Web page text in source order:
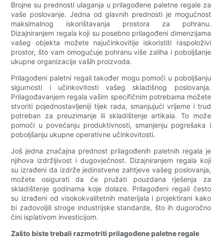
Brojne su prednosti ulaganja u prilagođene paletne regale za
vaše poslovanje. Jedna od glavnih prednosti je mogućnost
maksimalnog iskorištavanja prostora za pohranu.
Dizajniranjem regala koji su posebno prilagođeni dimenzijama
vašeg objekta možete najučinkovitije iskoristiti raspoloživi
prostor, što vam omogućuje pohranu više zaliha i poboljšanje
ukupne organizacije vaših proizvoda.
Prilagođeni paletni regali također mogu pomoći u poboljšanju
sigurnosti i učinkovitosti vašeg skladišnog poslovanja.
Prilagođavanjem regala vašim specifičnim potrebama možete
stvoriti pojednostavljeniji tijek rada, smanjujući vrijeme i trud
potreban za preuzimanje ili skladištenje artikala. To može
pomoći u povećanju produktivnosti, smanjenju pogrešaka i
poboljšanju ukupne operativne učinkovitosti.
Još jedna značajna prednost prilagođenih paletnih regala je
njihova izdržljivost i dugovječnost. Dizajniranjem regala koji
su izrađeni da izdrže jedinstvene zahtjeve vašeg poslovanja,
možete osigurati da će pružati pouzdana rješenja za
skladištenje godinama koje dolaze. Prilagođeni regali često
su izrađeni od visokokvalitetnih materijala i projektirani kako
bi zadovoljili stroge industrijske standarde, što ih dugoročno
čini isplativom investicijom.
Zašto biste trebali razmotriti prilagođene paletne regale